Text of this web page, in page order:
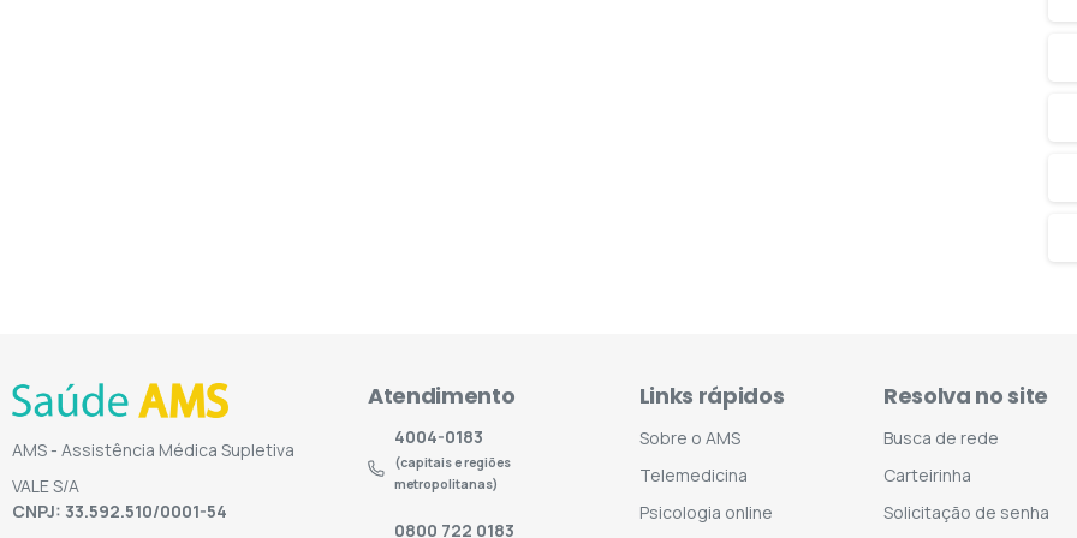
AMS - Assistência Médica Supletiva
VALE S/A
CNPJ: 33.592.510/0001-54
Atendimento
4004-0183
(capitais e regiões
metropolitanas)
0800 722 0183
Links rápidos
Sobre o AMS
Telemedicina
Psicologia online
Resolva no site
Busca de rede
Carteirinha
Solicitação de senha